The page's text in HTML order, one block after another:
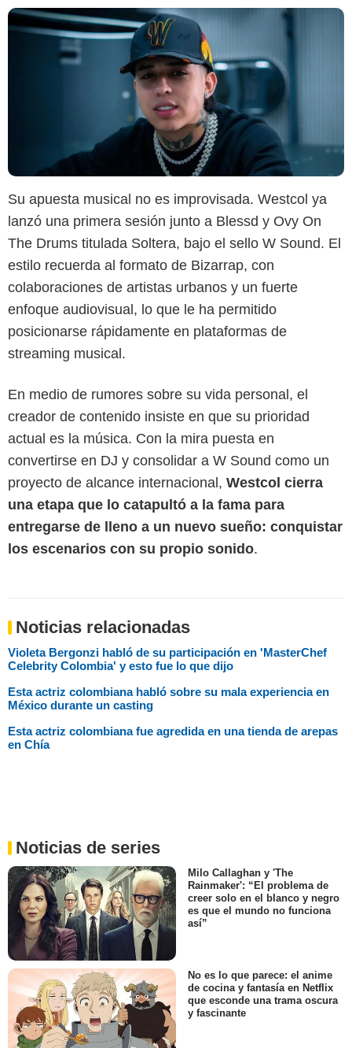
Su apuesta musical no es improvisada. Westcol ya
lanzó una primera sesión junto a Blessd y Ovy On
The Drums titulada Soltera, bajo el sello W Sound. El
estilo recuerda al formato de Bizarrap, con
colaboraciones de artistas urbanos y un fuerte
enfoque audiovisual, lo que le ha permitido
posicionarse rápidamente en plataformas de
streaming musical.
En medio de rumores sobre su vida personal, el
creador de contenido insiste en que su prioridad
actual es la música. Con la mira puesta en
convertirse en DJ y consolidar a W Sound como un
proyecto de alcance internacional, Westcol cierra
una etapa que lo catapultó a la fama para
entregarse de lleno a un nuevo sueño: conquistar
los escenarios con su propio sonido.
Noticias relacionadas
Violeta Bergonzi habló de su participación en 'MasterChef
Celebrity Colombia' y esto fue lo que dijo
Esta actriz colombiana habló sobre su mala experiencia en
México durante un casting
Esta actriz colombiana fue agredida en una tienda de arepas
en Chía
Noticias de series
Milo Callaghan y 'The
Rainmaker': “El problema de
creer solo en el blanco y negro
es que el mundo no funciona
así”
No es lo que parece: el anime
de cocina y fantasía en Netflix
que esconde una trama oscura
y fascinante